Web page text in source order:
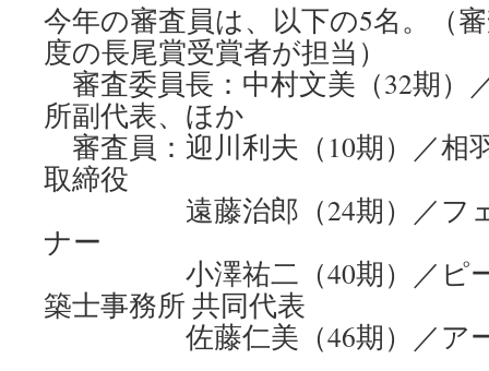
今年の審査員は、以下の5名。（
度の長尾賞受賞者が担当）
審査委員長：中村文美（32期）
所副代表、ほか
審査員：迎川利夫（10期）／相
取締役
遠藤治郎（24期）／フェ
ナー
小澤祐二（40期）／ピー
築士事務所 共同代表
佐藤仁美（46期）／アー